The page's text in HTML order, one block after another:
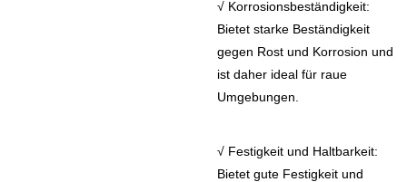
√ Korrosionsbeständigkeit:
Bietet starke Beständigkeit
gegen Rost und Korrosion und
ist daher ideal für raue
Umgebungen.
√ Festigkeit und Haltbarkeit:
Bietet gute Festigkeit und